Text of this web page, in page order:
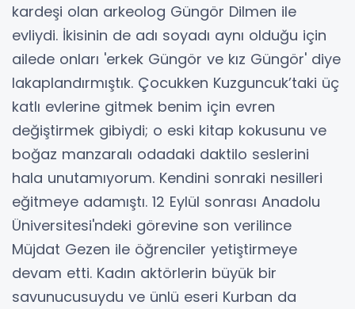
kardeşi olan arkeolog Güngör Dilmen ile
evliydi. İkisinin de adı soyadı aynı olduğu için
ailede onları 'erkek Güngör ve kız Güngör' diye
lakaplandırmıştık. Çocukken Kuzguncuk’taki üç
katlı evlerine gitmek benim için evren
değiştirmek gibiydi; o eski kitap kokusunu ve
boğaz manzaralı odadaki daktilo seslerini
hala unutamıyorum. Kendini sonraki nesilleri
eğitmeye adamıştı. 12 Eylül sonrası Anadolu
Üniversitesi'ndeki görevine son verilince
Müjdat Gezen ile öğrenciler yetiştirmeye
devam etti. Kadın aktörlerin büyük bir
savunucusuydu ve ünlü eseri Kurban da